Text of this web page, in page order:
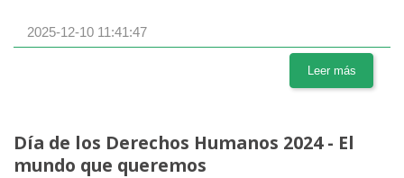
2025-12-10 11:41:47
Leer más
Día de los Derechos Humanos 2024 - El
mundo que queremos